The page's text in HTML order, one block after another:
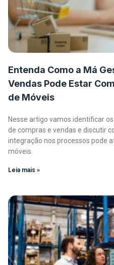
Entenda Como a Má
Vendas Pode Estar
de Móveis
Nesse artigo vamos identificar
de compras e vendas e discutir
integração nos processos pode
móveis.
Leia mais »